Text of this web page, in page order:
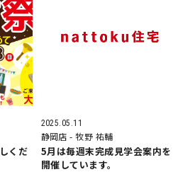
～20:00 定休日／年末年始
で電話をかける
来店・見学予約
くだ
2025.05.11
静岡店- 牧野 祐輔
5月は毎週末完成見学会案内を
開催しています。